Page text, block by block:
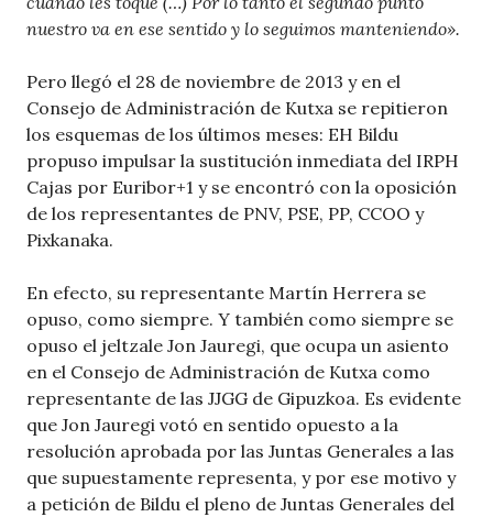
nuestro va en ese sentido y lo seguimos manteniendo».
Pero llegó el 28 de noviembre de 2013 y en el
Consejo de Administración de Kutxa se repitieron
los esquemas de los últimos meses: EH Bildu
propuso impulsar la sustitución inmediata del IRPH
Cajas por Euribor+1 y se encontró con la oposición
de los representantes de PNV, PSE, PP, CCOO y
Pixkanaka.
En efecto, su representante Martín Herrera se
opuso, como siempre. Y también como siempre se
opuso el jeltzale Jon Jauregi, que ocupa un asiento
en el Consejo de Administración de Kutxa como
representante de las JJGG de Gipuzkoa. Es evidente
que Jon Jauregi votó en sentido opuesto a la
resolución aprobada por las Juntas Generales a las
que supuestamente representa, y por ese motivo y
a petición de Bildu el pleno de Juntas Generales del